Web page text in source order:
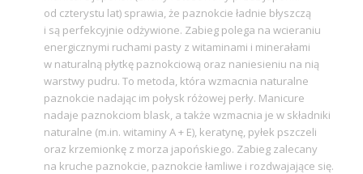
od czterystu lat) sprawia, że paznokcie ładnie błyszczą
i są perfekcyjnie odżywione. Zabieg polega na wcieraniu
energicznymi ruchami pasty z witaminami i minerałami
w naturalną płytkę paznokciową oraz naniesieniu na nią
warstwy pudru. To metoda, która wzmacnia naturalne
paznokcie nadając im połysk różowej perły. Manicure
nadaje paznokciom blask, a także wzmacnia je w składniki
naturalne (m.in. witaminy A + E), keratynę, pyłek pszczeli
oraz krzemionkę z morza japońskiego. Zabieg zalecany
na kruche paznokcie, paznokcie łamliwe i rozdwajające się.